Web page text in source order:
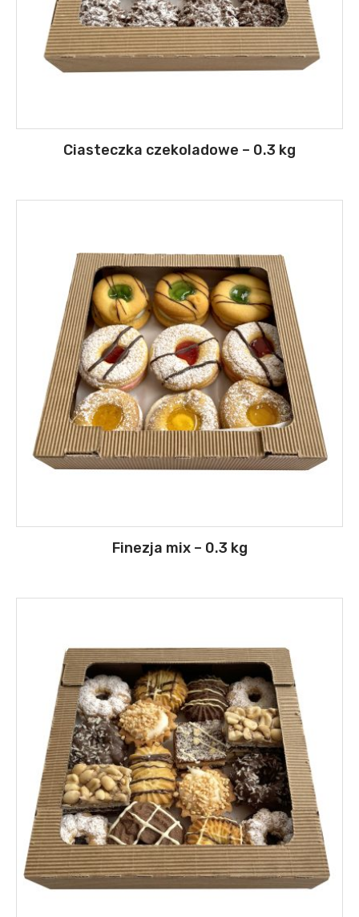
Ciasteczka czekoladowe – 0.3 kg
Finezja mix – 0.3 kg